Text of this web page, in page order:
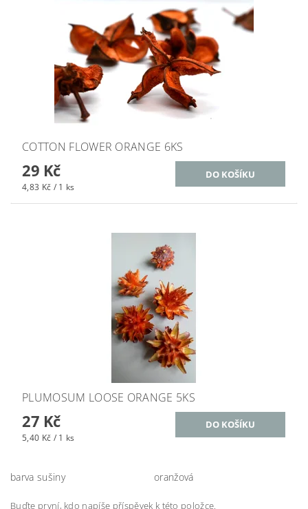
COTTON FLOWER ORANGE 6KS
29 Kč
4,83 Kč / 1 ks
PLUMOSUM LOOSE ORANGE 5KS
27 Kč
5,40 Kč / 1 ks
barva sušiny oranžová
Buďte první, kdo napíše příspěvek k této položce.